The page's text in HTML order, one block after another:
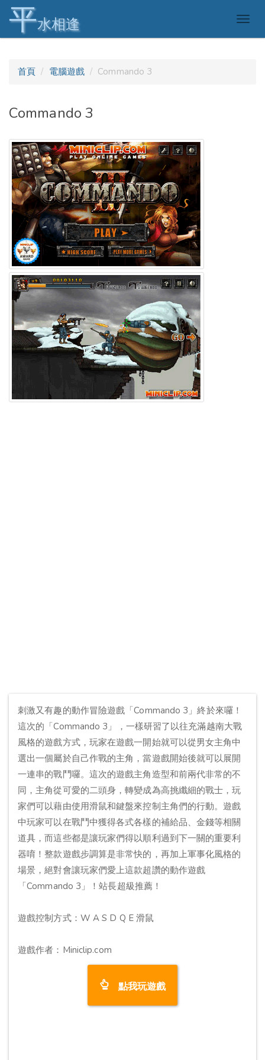
平水相逢
首頁 電腦遊戲 Commando 3
Commando 3
刺激又有趣的動作冒險遊戲「Commando 3」終於來囉！
這次的「Commando 3」，一樣研習了以往充滿越南大戰
風格的遊戲方式，玩家在遊戲一開始就可以從男女主角中
選出一個屬於自己作戰的主角，當遊戲開始後就可以展開
一連串的戰鬥囉。這次的遊戲主角造型和前兩代非常的不
同，主角從可愛的二頭身，轉變成為高挑纖細的戰士，玩
家們可以藉由使用滑鼠和鍵盤來控制主角們的行動。遊戲
中玩家可以在戰鬥中獲得各式各樣的補給品、金錢等相關
道具，而這些都是讓玩家們得以順利過到下一關的重要利
器唷！整款遊戲步調算是非常快的，再加上軍事化風格的
場景，絕對會讓玩家們愛上這款超讚的動作遊戲
「Commando 3」！站長超級推薦！
遊戲控制方式：W A S D Q E 滑鼠
遊戲作者：Miniclip.com
點我玩遊戲